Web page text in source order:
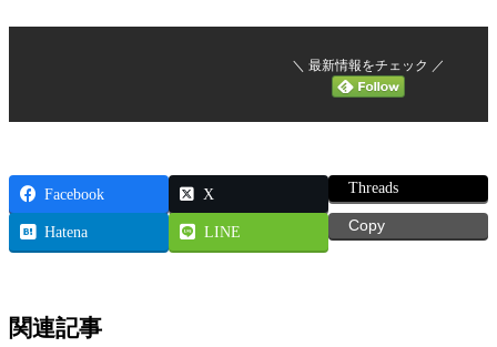
＼ 最新情報をチェック ／
Facebook X Threads
Hatena LINE Copy
関連記事